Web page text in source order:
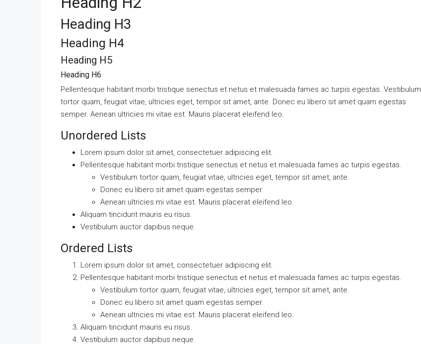
Heading H3
Heading H4
Heading H5
Heading H6
Pellentesque habitant morbi tristique senectus et netus et malesuada fames ac turpis egestas. Vestibulum
tortor quam, feugiat vitae, ultricies eget, tempor sit amet, ante. Donec eu libero sit amet quam egestas
semper. Aenean ultricies mi vitae est. Mauris placerat eleifend leo.
Unordered Lists
Lorem ipsum dolor sit amet, consectetuer adipiscing elit.
Pellentesque habitant morbi tristique senectus et netus et malesuada fames ac turpis egestas.
Vestibulum tortor quam, feugiat vitae, ultricies eget, tempor sit amet, ante.
Donec eu libero sit amet quam egestas semper.
Aenean ultricies mi vitae est. Mauris placerat eleifend leo.
Aliquam tincidunt mauris eu risus.
Vestibulum auctor dapibus neque.
Ordered Lists
Lorem ipsum dolor sit amet, consectetuer adipiscing elit.
Pellentesque habitant morbi tristique senectus et netus et malesuada fames ac turpis egestas.
Vestibulum tortor quam, feugiat vitae, ultricies eget, tempor sit amet, ante.
Donec eu libero sit amet quam egestas semper.
Aenean ultricies mi vitae est. Mauris placerat eleifend leo.
Aliquam tincidunt mauris eu risus.
Vestibulum auctor dapibus neque.